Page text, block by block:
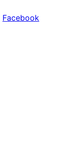
Facebook